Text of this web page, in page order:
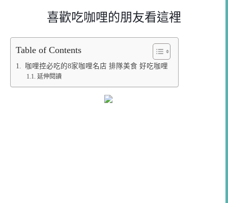
喜歡吃咖哩的朋友看這裡
Table of Contents
咖哩控必吃的8家咖哩名店 排隊美食 好吃咖哩
延伸閱讀